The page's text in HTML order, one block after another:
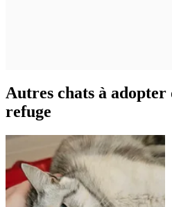
Autres chats à adopter
refuge